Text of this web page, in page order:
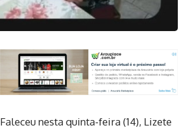
Faleceu nesta quinta-feira (14), Lizete